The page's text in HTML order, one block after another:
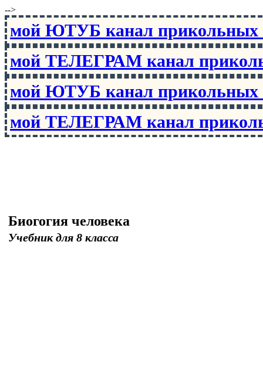
-->
мой ЮТУБ канал
мой ТЕЛЕГРАМ канал
мой ЮТУБ канал
мой ТЕЛЕГРАМ канал
Биогогия человека
Учебник для 8 класса